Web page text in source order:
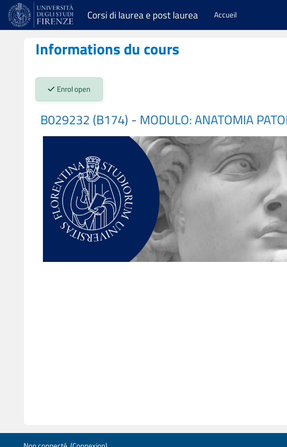
Passer au contenu principal
Corsi di laurea e post laurea Accueil
Informations du cours
Stato iscrizioni:
Enrol open
B029232 (B174) - MODULO: ANATOMIA